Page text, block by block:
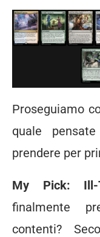
Proseguiamo
quale
prendere per
My Pick: Ill-
finalmente
contenti?